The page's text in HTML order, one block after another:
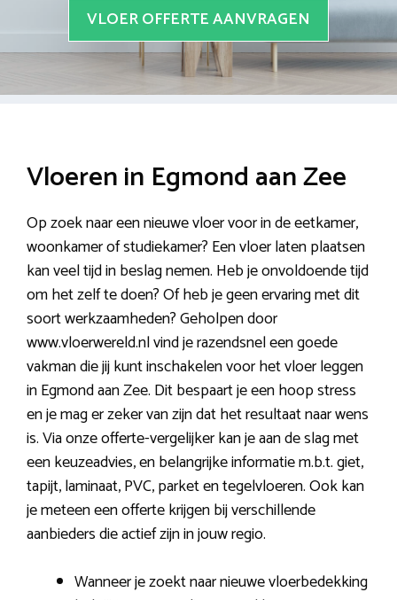
VLOER OFFERTE AANVRAGEN
Vloeren in Egmond aan Zee
Op zoek naar een nieuwe vloer voor in de eetkamer,
woonkamer of studiekamer? Een vloer laten plaatsen
kan veel tijd in beslag nemen. Heb je onvoldoende tijd
om het zelf te doen? Of heb je geen ervaring met dit
soort werkzaamheden? Geholpen door
www.vloerwereld.nl vind je razendsnel een goede
vakman die jij kunt inschakelen voor het vloer leggen
in Egmond aan Zee. Dit bespaart je een hoop stress
en je mag er zeker van zijn dat het resultaat naar wens
is. Via onze offerte-vergelijker kan je aan de slag met
een keuzeadvies, en belangrijke informatie m.b.t. giet,
tapijt, laminaat, PVC, parket en tegelvloeren. Ook kan
je meteen een offerte krijgen bij verschillende
aanbieders die actief zijn in jouw regio.
Wanneer je zoekt naar nieuwe vloerbedekking